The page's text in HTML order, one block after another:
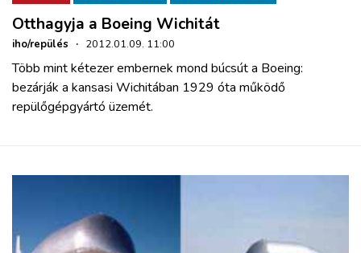
Otthagyja a Boeing Wichitát
iho/repülés · 2012.01.09. 11:00
Több mint kétezer embernek mond búcsút a Boeing:
bezárják a kansasi Wichitában 1929 óta működő
repülőgépgyártó üzemét.